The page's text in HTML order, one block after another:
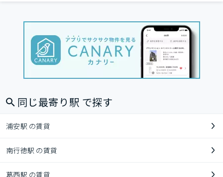
同じ最寄り駅 で探す
浦安駅 の賃貸
南行徳駅 の賃貸
葛西駅 の賃貸